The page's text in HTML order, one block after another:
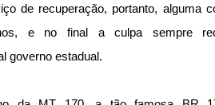
de recuperação, portanto, alguma
e no final a culpa sempre
governo estadual.